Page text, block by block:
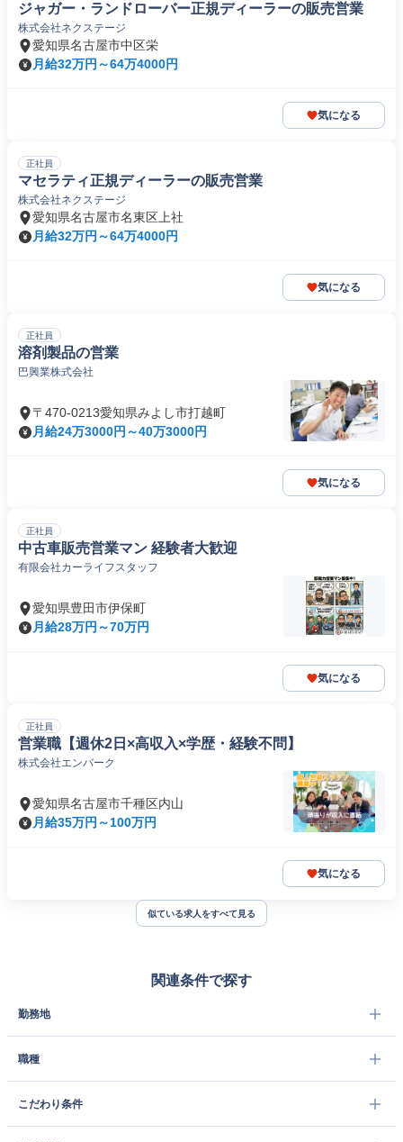
ジャガー・ランドローバー正規ディーラーの販売営業
株式会社ネクステージ
愛知県名古屋市中区栄
月給32万円～64万4000円
気になる
正社員
マセラティ正規ディーラーの販売営業
株式会社ネクステージ
愛知県名古屋市名東区上社
月給32万円～64万4000円
気になる
正社員
溶剤製品の営業
巴興業株式会社
〒470-0213愛知県みよし市打越町
月給24万3000円～40万3000円
気になる
正社員
中古車販売営業マン 経験者大歓迎
有限会社カーライフスタッフ
愛知県豊田市伊保町
月給28万円～70万円
気になる
正社員
営業職【週休2日×高収入×学歴・経験不問】
株式会社エンバーク
愛知県名古屋市千種区内山
月給35万円～100万円
気になる
似ている求人をすべて見る
関連条件で探す
勤務地
職種
こだわり条件